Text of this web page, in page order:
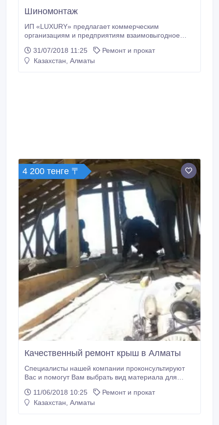
Шиномонтаж
ИП «LUXURY» предлагает коммерческим
организациям и предприятиям взаимовыгодное
Шиномонтаж оснащен специализированным
оборудованием немецких производителей.
31/07/2018 11:25
Ремонт и прокат
Казахстан, Алматы
4 200 тенге 〒
Качественный ремонт крыш в Алматы
Специалисты нашей компании проконсультируют
Вас и помогут Вам выбрать вид материала для
скатных крыш, максимально удовлетворяющий
Вашим требованиям. Мы соблюдаем все
11/06/2018 10:25
Ремонт и прокат
Казахстан, Алматы